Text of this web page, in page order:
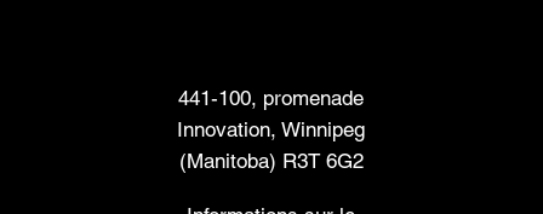
441-100, promenade
Innovation, Winnipeg
(Manitoba) R3T 6G2